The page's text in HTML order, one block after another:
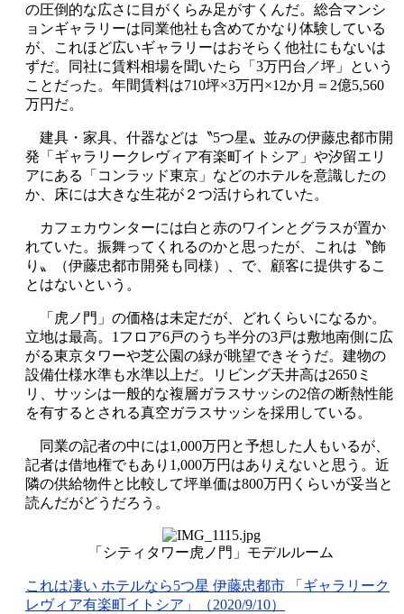
の圧倒的な広さに目がくらみ足がすくんだ。総合マンシ
ョンギャラリーは同業他社も含めてかなり体験している
が、これほど広いギャラリーはおそらく他社にもないは
ずだ。同社に賃料相場を聞いたら「3万円台／坪」という
ことだった。年間賃料は710坪×3万円×12か月＝2億5,560
万円だ。
建具・家具、什器などは〝5つ星〟並みの伊藤忠都市開
発「ギャラリークレヴィア有楽町イトシア」や汐留エリ
アにある「コンラッド東京」などのホテルを意識したの
か、床には大きな生花が２つ活けられていた。
カフェカウンターには白と赤のワインとグラスが置か
れていた。振舞ってくれるのかと思ったが、これは〝飾
り〟（伊藤忠都市開発も同様）、で、顧客に提供するこ
とはないという。
「虎ノ門」の価格は未定だが、どれくらいになるか。
立地は最高。1フロア6戸のうち半分の3戸は敷地南側に広
がる東京タワーや芝公園の緑が眺望できそうだ。建物の
設備仕様水準も水準以上だ。リビング天井高は2650ミ
リ、サッシは一般的な複層ガラスサッシの2倍の断熱性能
を有するとされる真空ガラスサッシを採用している。
同業の記者の中には1,000万円と予想した人もいるが、
記者は借地権でもあり1,000万円はありえないと思う。近
隣の供給物件と比較して坪単価は800万円くらいが妥当と
読んだがどうだろう。
「シティタワー虎ノ門」モデルルーム
これは凄い ホテルなら5つ星 伊藤忠都市 「ギャラリーク
レヴィア有楽町イトシア」（2020/9/10）